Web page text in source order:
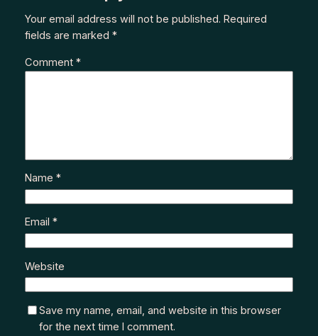
Your email address will not be published. Required
fields are marked *
Comment *
Name *
Email *
Website
Save my name, email, and website in this browser
for the next time I comment.